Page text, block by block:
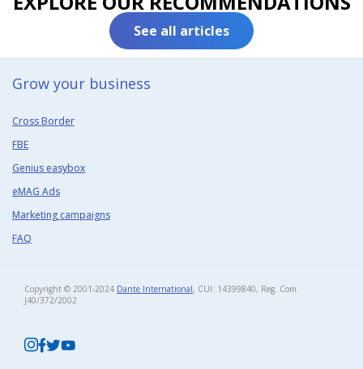
See all articles
Grow your business​
Cross Border
FBE
Genius easybox
eMAG Ads
Marketing campaigns
FAQ
Copyright © 2001-2024 Dante International, CUI: 14399840, Reg. Com.
J40/372/2002​